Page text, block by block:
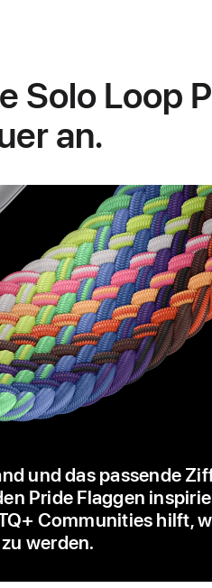
Solo Loop
an.
und das passende
Pride Flaggen
Communities hilft,
werden.